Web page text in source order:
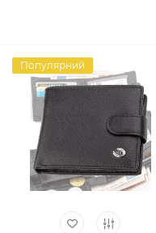
Популярний